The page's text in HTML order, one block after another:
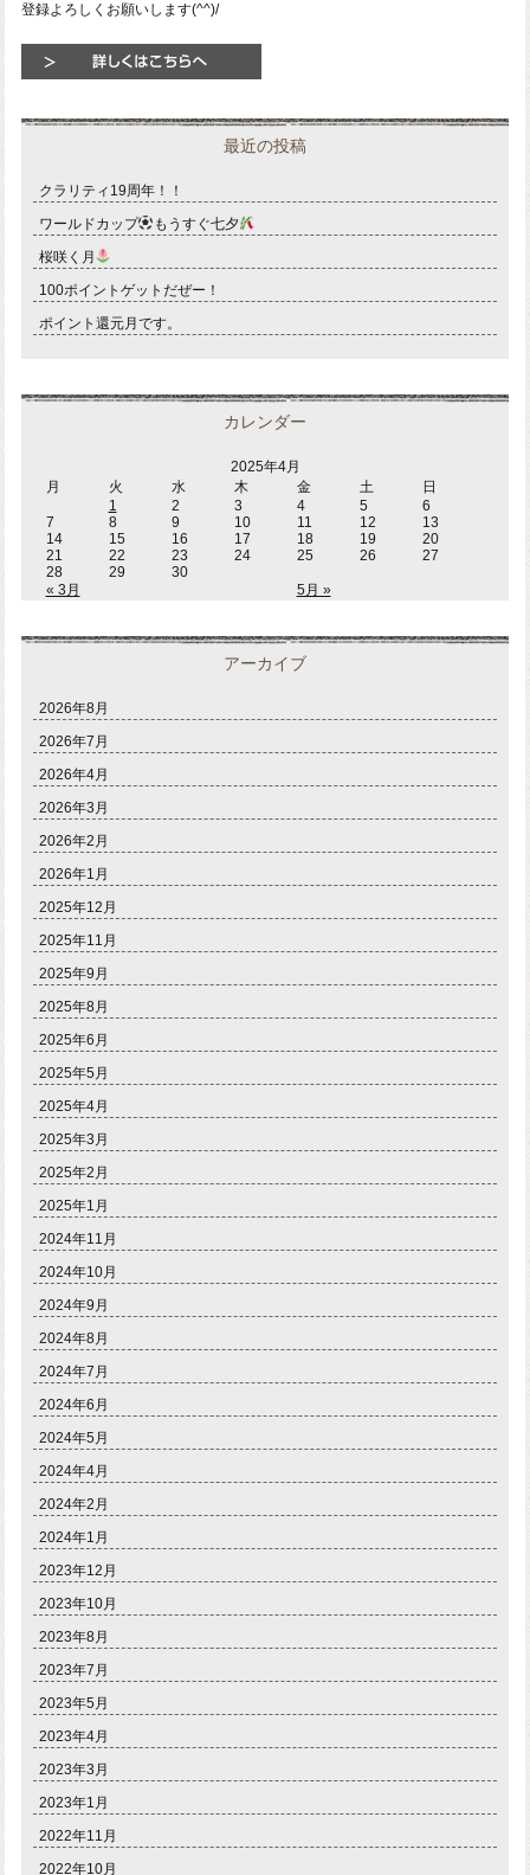
登録よろしくお願いします(^^)/
最近の投稿
クラリティ19周年！！
ワールドカップ
もうすぐ七夕
桜咲く月
100ポイントゲットだぜー！
ポイント還元月です。
カレンダー
2025年4月
月
火 水 木 金 土 日
« 3月 5月 »
1 2 3 4 5
6
7
8 9 10 11 12
13
14
15 16 17 18 19
20
21
22 23 24 25 26
27
28
29 30
アーカイブ
2026年8月
2026年7月
2026年4月
2026年3月
2026年2月
2026年1月
2025年12月
2025年11月
2025年9月
2025年8月
2025年6月
2025年5月
2025年4月
2025年3月
2025年2月
2025年1月
2024年11月
2024年10月
2024年9月
2024年8月
2024年7月
2024年6月
2024年5月
2024年4月
2024年2月
2024年1月
2023年12月
2023年10月
2023年8月
2023年7月
2023年5月
2023年4月
2023年3月
2023年1月
2022年11月
2022年10月